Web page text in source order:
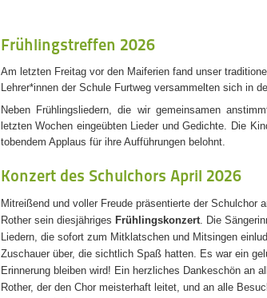
Frühlingstreffen 2026
Am letzten Freitag vor den Maiferien fand unser
Lehrer*innen der Schule Furtweg versammelten sich in
Neben Frühlingsliedern, die wir gemeinsamen
letzten Wochen eingeübten Lieder und Gedichte. Die
tobendem Applaus für ihre Aufführungen belohnt.
Konzert des Schulchors April 2026
Mitreißend und voller Freude präsentierte der Schulchor
Rother sein diesjähriges Frühlingskonzert. Die
Liedern, die sofort zum Mitklatschen und Mitsingen
Zuschauer über, die sichtlich Spaß hatten. Es war ein
Erinnerung bleiben wird! Ein herzliches Dankeschön an
Rother, der den Chor meisterhaft leitet, und an alle